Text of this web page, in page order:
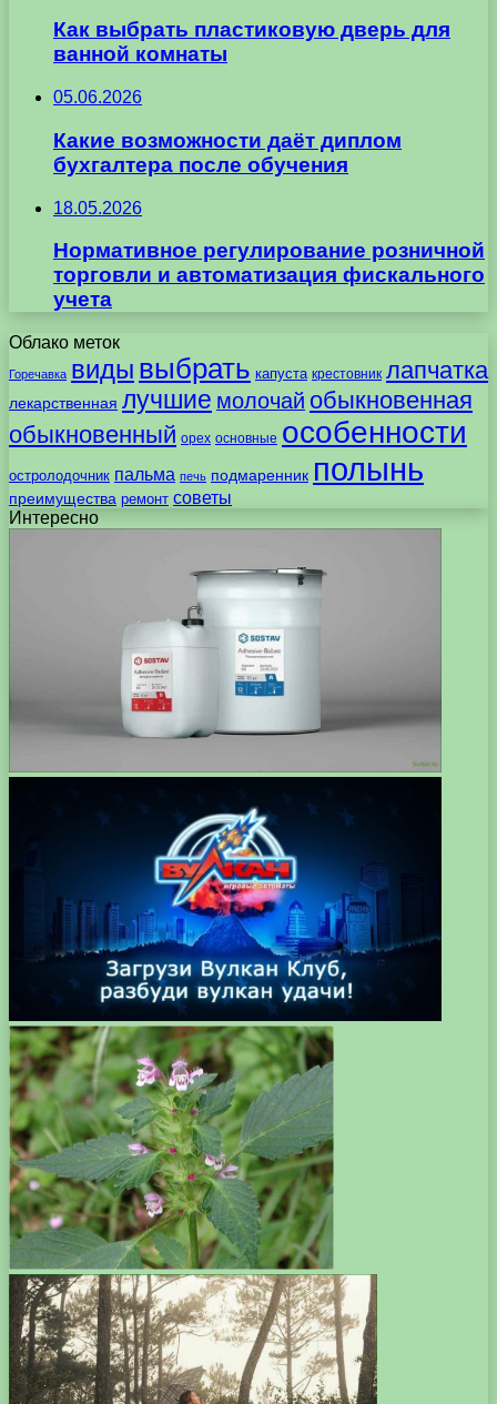
Как выбрать пластиковую дверь для
ванной комнаты
05.06.2026
Какие возможности даёт диплом
бухгалтера после обучения
18.05.2026
Нормативное регулирование розничной
торговли и автоматизация фискального
учета
Облако меток
Горечавка виды выбрать капуста крестовник лапчатка
лекарственная лучшие молочай обыкновенная
обыкновенный орех основные особенности
остролодочник пальма печь подмаренник полынь
преимущества ремонт советы
Интересно